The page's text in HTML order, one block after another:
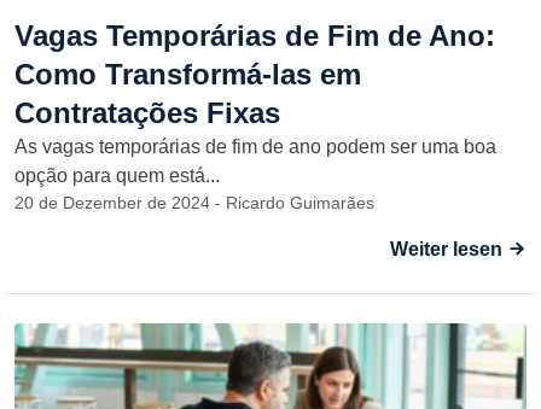
Vagas Temporárias de Fim de Ano:
Como Transformá-las em
Contratações Fixas
As vagas temporárias de fim de ano podem ser uma boa
opção para quem está...
20 de Dezember de 2024 - Ricardo Guimarães
Weiter lesen